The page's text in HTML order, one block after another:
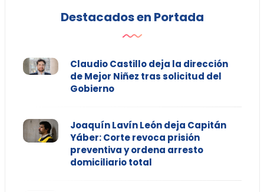
Destacados en Portada
Claudio Castillo deja la dirección
de Mejor Niñez tras solicitud del
Gobierno
Joaquín Lavín León deja Capitán
Yáber: Corte revoca prisión
preventiva y ordena arresto
domiciliario total